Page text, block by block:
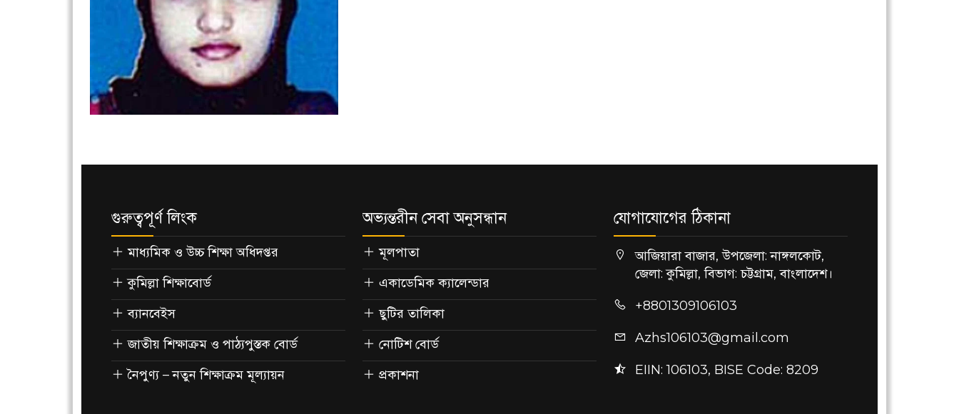
গুরুত্বপূর্ণ লিংক
মাধ্যমিক ও উচ্চ শিক্ষা অধিদপ্তর
কুমিল্লা শিক্ষাবোর্ড
ব্যানবেইস
জাতীয় শিক্ষাক্রম ও পাঠ্যপুস্তক বোর্ড
নৈপুণ্য – নতুন শিক্ষাক্রম মূল্যায়ন
অভ্যন্তরীন সেবা অনুসন্ধান
মূলপাতা
একাডেমিক ক্যালেন্ডার
ছুটির তালিকা
নোটিশ বোর্ড
প্রকাশনা
যোগাযোগের ঠিকানা
আজিয়ারা বাজার, উপজেলা: নাঙ্গলকোট,
জেলা: কুমিল্লা, বিভাগ: চট্টগ্রাম, বাংলাদেশ।
+8801309106103
Azhs106103@gmail.com
EIIN: 106103, BISE Code: 8209